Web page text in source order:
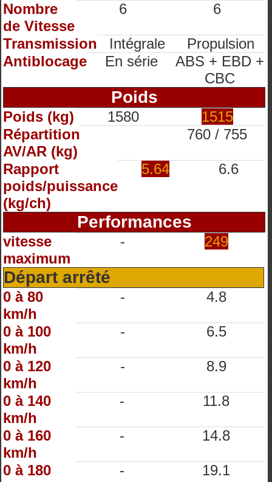
Nombre
de Vitesse
6 6
Transmission Intégrale
Propulsion
Antiblocage
En série
ABS + EBD +
CBC
Poids
Poids (kg) 1580
1515
Répartition
AV/AR (kg)
760 / 755
Rapport
poids/puissance
(kg/ch)
5.64 6.6
Performances
vitesse
maximum
- 249
Départ arrêté
0 à 80
km/h
- 4.8
0 à 100
km/h
- 6.5
0 à 120
km/h
- 8.9
0 à 140
km/h
- 11.8
0 à 160
km/h
- 14.8
0 à 180
- 19.1